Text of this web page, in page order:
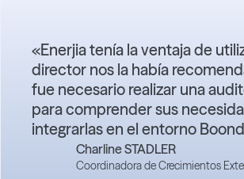
«Enerjia tenía la ventaja de
director nos la había
fue necesario realizar una
para comprender sus
integrarlas en el entorno
Charline STADLER
Coordinadora de Crecimientos